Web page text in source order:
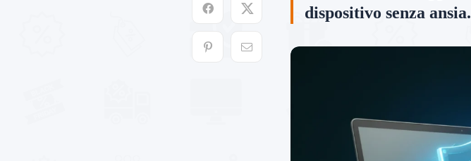
dispositivo senza ansia.